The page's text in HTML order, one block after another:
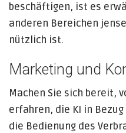
beschäftigen, ist es
anderen Bereichen
nützlich ist.
Marketing und
Machen Sie sich bereit,
erfahren, die KI in
die Bedienung des